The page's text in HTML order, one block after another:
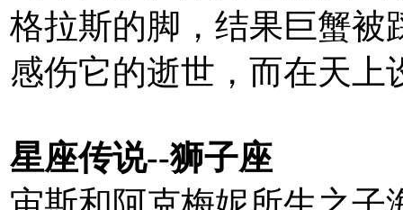
格拉斯的脚，结果巨蟹被
感伤它的逝世，而在天
星座传说--狮子座